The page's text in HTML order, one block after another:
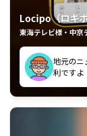
Locipo（ロキ
東海テレビ様・中京
中京テレ
れるの嬉
いつも利